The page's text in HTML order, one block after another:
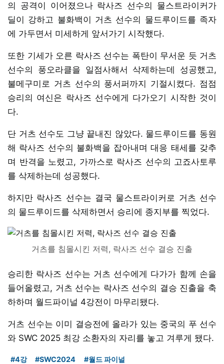
의 공격이 이어졌으나 락사즈 선수의 물스트라이커가
딜이 강하고 불화백이 거츠 선수의 물드루이드를 족자
에 가두면서 미세하게 앞서가기 시작했다.
또한 기세가 오른 락사즈 선수는 폭탄이 무서운 듯 거츠
선수의 풍오라클을 일점사해서 삭제하는데 성공했고,
불메구미로 거츠 선수의 풍서퍼까지 기절시켰다. 점점
승리의 여신은 락사즈 선수에게 다가오기 시작한 것이
다.
단 거츠 선수도 그냥 끝내진 않았다. 물드루이드를 동원
해 락사즈 선수의 불화백을 잡아내며 대응 태세를 갖추
며 반격을 노렸고, 가까스로 락사즈 선수의 고죠사토루
를 삭제하는데 성공했다.
하지만 락사즈 선수는 결국 물스트라이커로 거츠 선수
의 물드루이드를 삭제하면서 승리에 종지부를 찍었다.
거츠를 침몰시킨 저력, 락사즈 선수 결승 진출
승리한 락사즈 선수는 거츠 선수에게 다가가 함께 손을
들어올렸고, 거츠 선수는 락사즈 선수의 결승 진출을 축
하하며 월드파이널 4강전이 마무리됐다.
거츠 선수는 이미 결승전에 올라가 있는 중국의 푸 선수
와 SWC 2025 최강 소환자의 자리를 놓고 겨루게 됐다.
#4강 #SWC2024 #월드 파이널